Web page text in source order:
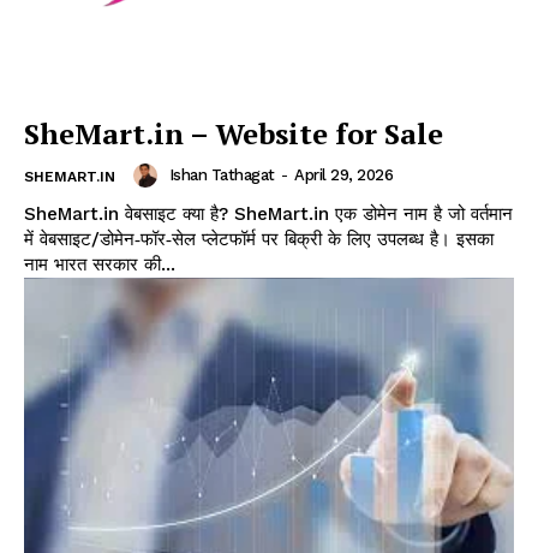
SheMart.in – Website for Sale
SHEMART.IN Ishan Tathagat - April 29, 2026
SheMart.in वेबसाइट क्या है? SheMart.in एक डोमेन नाम है जो वर्तमान
में वेबसाइट/डोमेन‑फॉर‑सेल प्लेटफॉर्म पर बिक्री के लिए उपलब्ध है। इसका
नाम भारत सरकार की...